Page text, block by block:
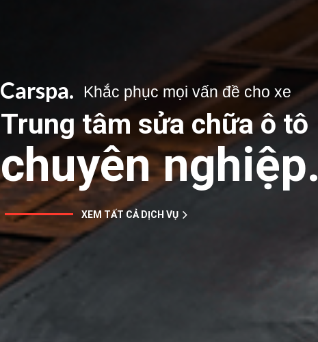
XEM TẤT CẢ DỊCH VỤ
Carspa. Khắc phục mọi vấn đề cho xe
Trung tâm sửa chữa ô tô
chuyên nghiệp.